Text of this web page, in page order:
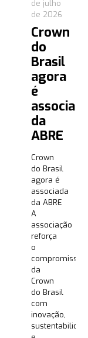
de julho
de 2026
Crown
do
Brasil
agora
é
associada
da
ABRE
Crown
do Brasil
agora é
associada
da ABRE
A
associação
reforça
o
compromisso
da
Crown
do Brasil
com
inovação,
sustentabilidade